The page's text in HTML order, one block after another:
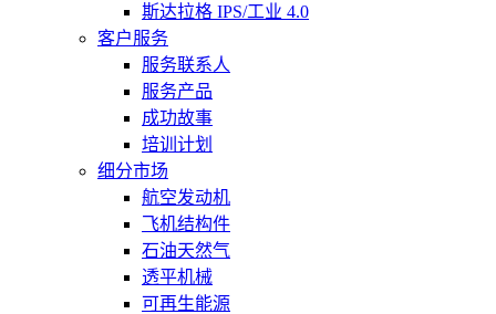
斯达拉格 IPS/工业 4.0
客户服务
服务联系人
服务产品
成功故事
培训计划
细分市场
航空发动机
飞机结构件
石油天然气
透平机械
可再生能源